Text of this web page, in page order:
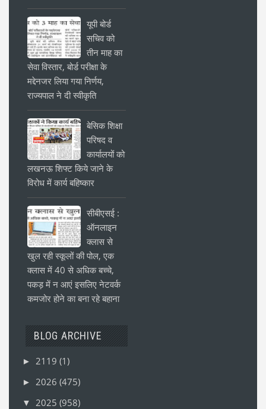
यूपी बोर्ड
सचिव को
तीन माह का
सेवा विस्तार, बोर्ड परीक्षा के
मद्देनजर लिया गया निर्णय,
राज्यपाल ने दी स्वीकृति
बेसिक शिक्षा
परिषद व
कार्यालयों को
लखनऊ शिफ्ट किये जाने के
विरोध में कार्य बहिष्कार
सीबीएसई :
ऑनलाइन
क्लास से
खुल रही स्कूलों की पोल, एक
क्लास में 40 से अधिक बच्चे,
पकड़ में न आएं इसलिए नेटवर्क
कमजोर होने का बना रहे बहाना
BLOG ARCHIVE
► 2119 (1)
► 2026 (475)
▼ 2025 (958)